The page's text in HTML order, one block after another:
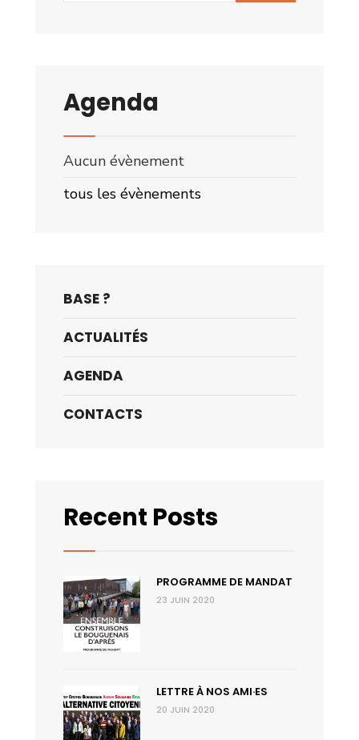
Agenda
Aucun évènement
tous les évènements
BASE ?
ACTUALITÉS
AGENDA
CONTACTS
Recent Posts
PROGRAMME DE MANDAT
23 JUIN 2020
LETTRE À NOS AMI·ES
20 JUIN 2020